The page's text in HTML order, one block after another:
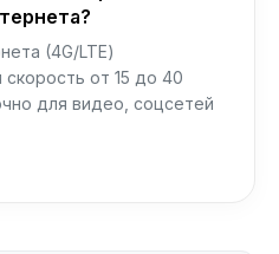
(4G/LTE)
от 15 до 40
для видео, соцсетей